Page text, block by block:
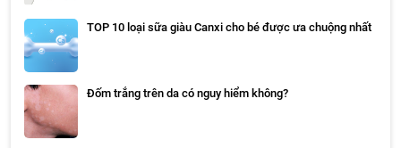
TOP 10 loại sữa giàu Canxi cho bé được ưa chuộng nhất
Đốm trắng trên da có nguy hiểm không?